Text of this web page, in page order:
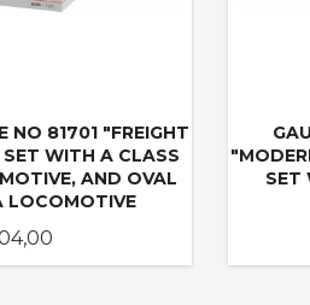
NO 81701 "FREIGHT
WITH A CLASS
AND OVAL
LOCOMOTIVE
SET